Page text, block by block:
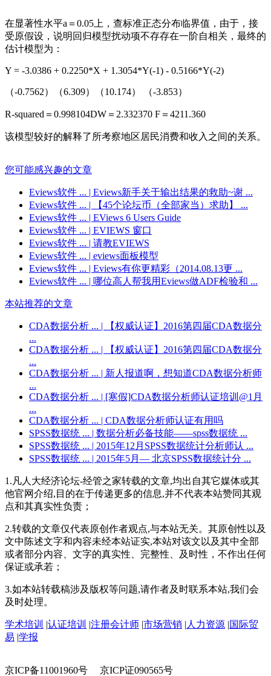
在显著性水平a＝0.05上，查标准正态分布临界值 ，由于 ，接
受原假设 ，说明回归模型扰动项不存存在一阶自相关，最终的
估计模型为：
Y = -3.0386 + 0.2250*X + 1.3054*Y(-1) - 0.5166*Y(-2)
（-0.7562）（6.309）（10.174） （-3.853）
R-squared＝0.998104DW＝2.332370 F＝4211.360
该模型较好的解释了所考察地区居民消费和收入之间的关系。
您可能感兴趣的文章
Eviews软件 ... | Eviews新手关于输出结果的救助~谢 ...
Eviews软件 ... | 【45个论坛币（全部家当）求助】 ...
Eviews软件 ... | EViews 6 Users Guide
Eviews软件 ... | EVIEWS 窗口
Eviews软件 ... | 请教EVIEWS
Eviews软件 ... | eviews面板模型
Eviews软件 ... | Eviews有你更精彩（2014.08.13更 ...
Eviews软件 ... | 哪位高人帮我用Eviews做ADF检验和 ...
本站推荐的文章
CDA数据分析 ... | 【权威认证】2016第四届CDA数据分
...
CDA数据分析 ... | 【权威认证】2016第四届CDA数据分
...
CDA数据分析 ... | 新人报道啊，想知道CDA数据分析师
...
CDA数据分析 ... | [寒假]CDA数据分析师认证培训@1月
...
CDA数据分析 ... | CDA数据分析师认证有用吗
SPSS数据统 ... | 数据分析必备技能——spss数据统 ...
SPSS数据统 ... | 2015年12月SPSS数据统计分析师认 ...
SPSS数据统 ... | 2015年5月— 北京SPSS数据统计分 ...
1.凡人大经济论坛-经管之家转载的文章,均出自其它媒体或其
他官网介绍,目的在于传递更多的信息,并不代表本站赞同其观
点和其真实性负责；
2.转载的文章仅代表原创作者观点,与本站无关。其原创性以及
文中陈述文字和内容未经本站证实,本站对该文以及其中全部
或者部分内容、文字的真实性、完整性、及时性，不作出任何
保证或承若；
3.如本站转载稿涉及版权等问题,请作者及时联系本站,我们会
及时处理。
学术培训 |认证培训 |注册会计师 |市场营销 | 人力资源 |国际贸
易 |学报
京ICP备11001960号 京ICP证090565号